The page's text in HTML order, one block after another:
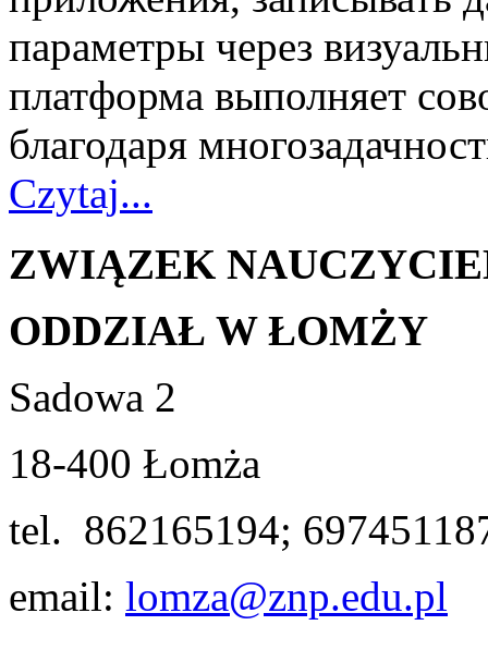
параметры через
платформа выполняет
благодаря
Czytaj...
ZWIĄZEK
ODDZIAŁ W ŁOMŻY
Sadowa 2
18-400 Łomża
tel. 862165194;
email: lomza@znp.edu.pl